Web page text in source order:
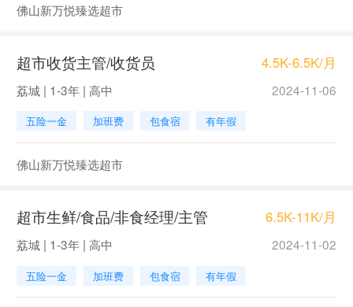
佛山新万悦臻选超市
超市收货主管/收货员 4.5K-6.5K/月
荔城 | 1-3年 | 高中 2024-11-06
五险一金 加班费 包食宿 有年假
佛山新万悦臻选超市
超市生鲜/食品/非食经理/主管 6.5K-11K/月
荔城 | 1-3年 | 高中 2024-11-02
五险一金 加班费 包食宿 有年假